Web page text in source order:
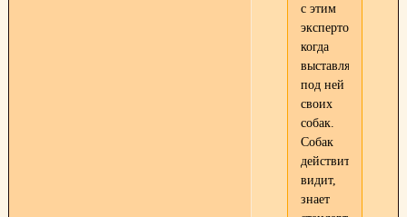
с этим
экспертом,
когда
выставляла
под ней
своих
собак.
Собак
действительно
видит,
знает